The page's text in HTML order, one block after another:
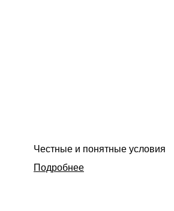
Честные и понятные условия
Подробнее